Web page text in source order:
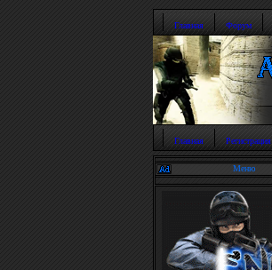
Главная Форум
Главная Регистрация
Меню